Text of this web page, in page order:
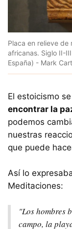
Placa en relieve de
africanas. Siglo II-
España) - Mark
El estoicismo
encontrar la
podemos
nuestras
que puede
Así lo
Meditaciones:
"Los hombres
campo, la